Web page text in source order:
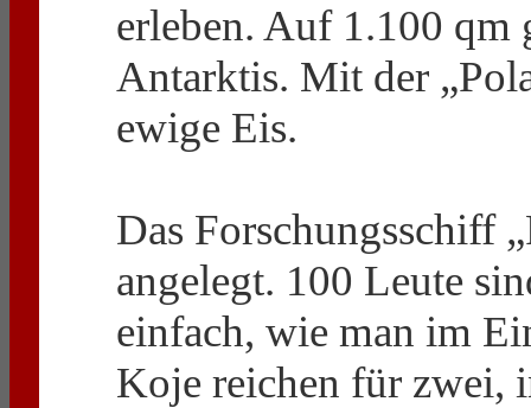
erleben. Auf 1.100 qm
Antarktis. Mit der
ewige Eis.
Das Forschungsschiff
angelegt. 100 Leute
einfach, wie man im
Koje reichen für zwei,